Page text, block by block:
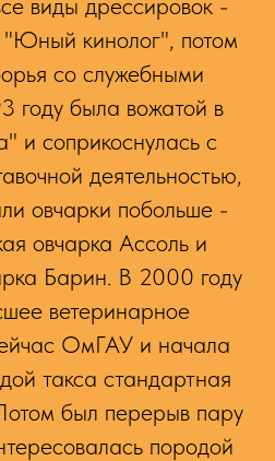
"Юный кинолог", потом
со служебными
году была вожатой в
и соприкоснулась с
деятельностью,
овчарки побольше -
овчарка Ассоль и
Барин. В 2000 году
ветеринарное
ОмГАУ и начала
такса стандартная
был перерыв пару
породой